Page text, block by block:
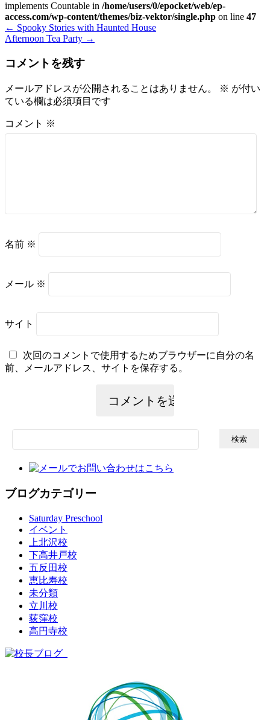
implements Countable in /home/users/0/epocket/web/ep-
access.com/wp-content/themes/biz-vektor/single.php on line 47
← Spooky Stories with Haunted House
Afternoon Tea Party →
コメントを残す
メールアドレスが公開されることはありません。 ※ が付い
ている欄は必須項目です
コメント ※
名前 ※
メール ※
サイト
次回のコメントで使用するためブラウザーに自分の名
前、メールアドレス、サイトを保存する。
索:
ブログカテゴリー
Saturday Preschool
イベント
上北沢校
下高井戸校
五反田校
恵比寿校
未分類
立川校
荻窪校
高円寺校